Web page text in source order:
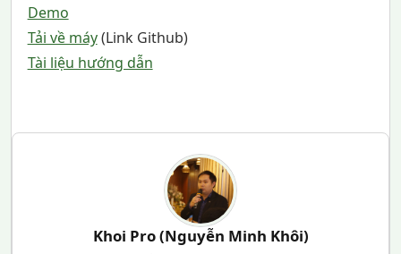
Demo
Tải về máy(Link Github)
Tài liệu hướng dẫn
Khoi Pro (Nguyễn Minh Khôi)